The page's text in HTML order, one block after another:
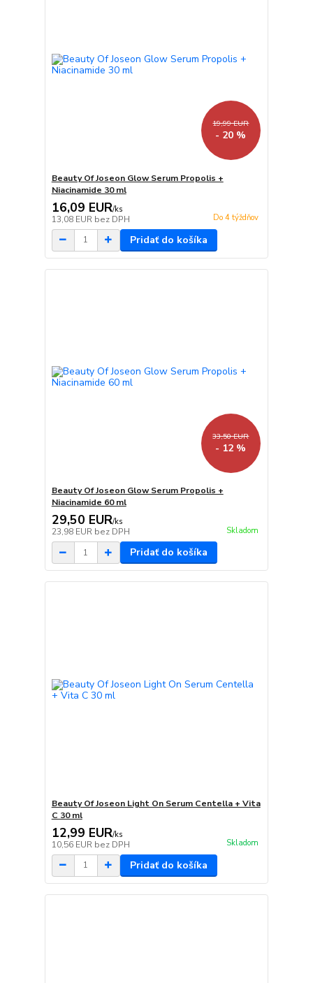
19,99 EUR
- 20 %
Beauty Of Joseon Glow Serum Propolis +
Niacinamide 30 ml
16,09 EUR/ks
13,08 EUR bez DPH Do 4 týždňov
Pridať do košíka
33,50 EUR
- 12 %
Beauty Of Joseon Glow Serum Propolis +
Niacinamide 60 ml
29,50 EUR/ks
23,98 EUR bez DPH Skladom
Pridať do košíka
Beauty Of Joseon Light On Serum Centella + Vita
C 30 ml
12,99 EUR/ks
10,56 EUR bez DPH Skladom
Pridať do košíka